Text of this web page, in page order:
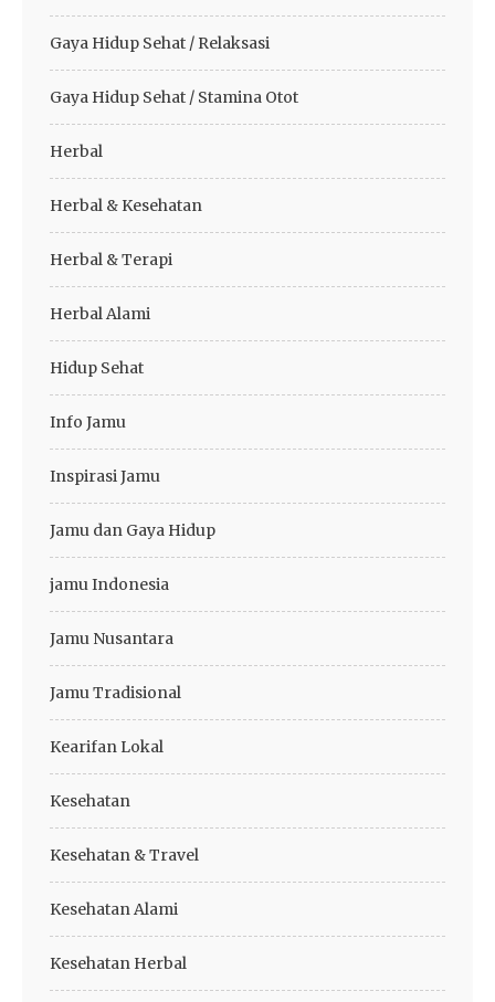
Gaya Hidup Sehat / Relaksasi
Gaya Hidup Sehat / Stamina Otot
Herbal
Herbal & Kesehatan
Herbal & Terapi
Herbal Alami
Hidup Sehat
Info Jamu
Inspirasi Jamu
Jamu dan Gaya Hidup
jamu Indonesia
Jamu Nusantara
Jamu Tradisional
Kearifan Lokal
Kesehatan
Kesehatan & Travel
Kesehatan Alami
Kesehatan Herbal